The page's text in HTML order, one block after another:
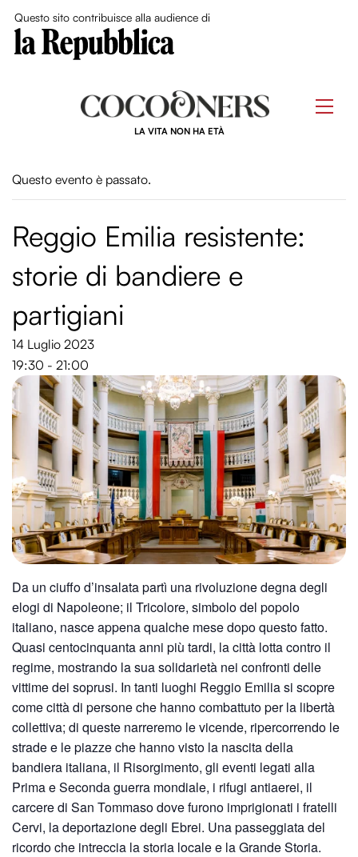
Questo sito contribuisce alla audience di
LA VITA NON HA ETÀ
Questo evento è passato.
Reggio Emilia resistente:
storie di bandiere e
partigiani
14 Luglio 2023
19:30 - 21:00
Da un ciuffo d’insalata partì una rivoluzione degna degli
elogi di Napoleone; il Tricolore, simbolo del popolo
italiano, nasce appena qualche mese dopo questo fatto.
Quasi centocinquanta anni più tardi, la città lotta contro il
regime, mostrando la sua solidarietà nei confronti delle
vittime dei soprusi. In tanti luoghi Reggio Emilia si scopre
come città di persone che hanno combattuto per la libertà
collettiva; di queste narreremo le vicende, ripercorrendo le
strade e le piazze che hanno visto la nascita della
bandiera italiana, il Risorgimento, gli eventi legati alla
Prima e Seconda guerra mondiale, i rifugi antiaerei, il
carcere di San Tommaso dove furono imprigionati i fratelli
Cervi, la deportazione degli Ebrei. Una passeggiata del
ricordo che intreccia la storia locale e la Grande Storia.